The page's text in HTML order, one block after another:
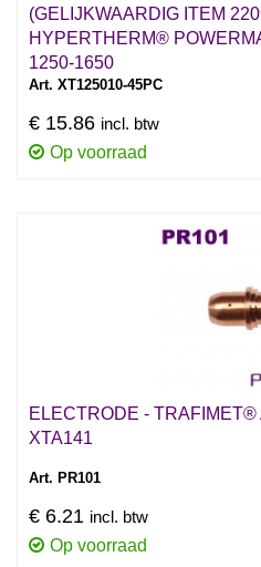
(GELIJKWAARDIG ITEM
HYPERTHERM®
1250-1650
Art. XT125010-45PC
€ 15.86 incl. btw
Op voorraad
ELECTRODE -
XTA141
Art. PR101
€ 6.21 incl. btw
Op voorraad